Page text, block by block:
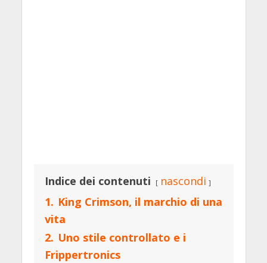
Indice dei contenuti
nascondi
1. King Crimson, il marchio di una
vita
2. Uno stile controllato e i
Frippertronics